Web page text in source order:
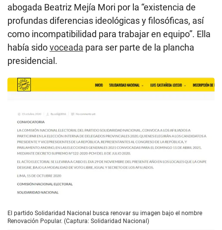
abogada Beatriz Mejía Mori por la “existencia de
profundas diferencias ideológicas y filosóficas, así
como incompatibilidad para trabajar en equipo”. Ella
había sidovoceada para ser parte de la plancha
presidencial.
El partido Solidaridad Nacional busca renovar su imagen bajo el nombre
Renovación Popular. (Captura: Solidaridad Nacional)